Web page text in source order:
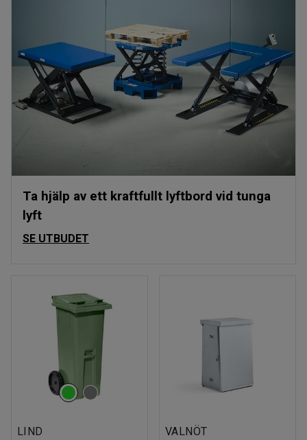
Ta hjälp av ett kraftfullt lyftbord vid tunga
lyft
SE UTBUDET
LIND VALNÖT